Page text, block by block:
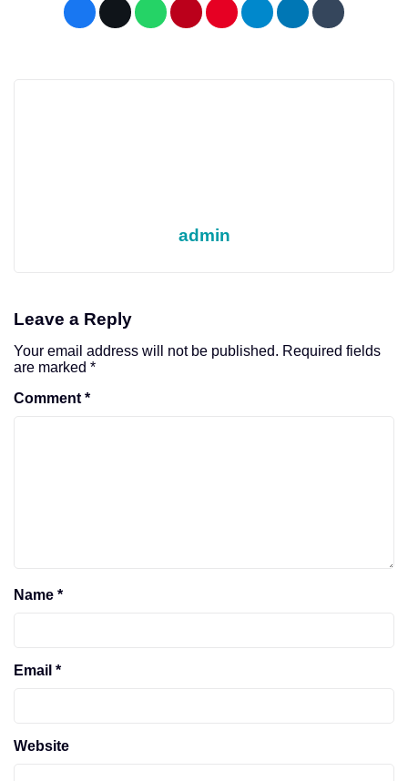
admin
Leave a Reply
Your email address will not be published. Required fields
are marked *
Comment *
Name *
Email *
Website